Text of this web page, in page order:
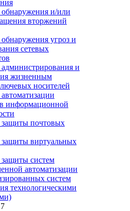
обнаружения и/или
вторжений
угроз и
сетевых
администрирования и
жизненным
носителей
информационной
защиты почтовых
защиты виртуальных
защиты систем
автоматизации
систем
технологическими